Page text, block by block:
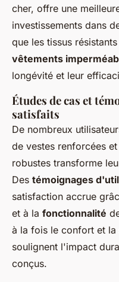
cher, offre une
investissements dans
que les tissus
vêtements
longévité et leur
Études de cas et
satisfaits
De nombreux
de vestes renforcées
robustes transforme
Des témoignages
satisfaction accrue
et à la fonctionnalité
à la fois le confort et
soulignent l'impact
conçus.